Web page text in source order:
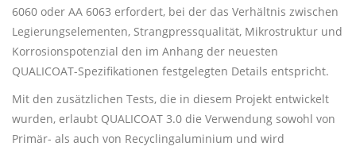
6060 oder AA 6063 erfordert, bei der das Verhältnis zwischen
Legierungselementen, Strangpressqualität, Mikrostruktur und
Korrosionspotenzial den im Anhang der neuesten
QUALICOAT-Spezifikationen festgelegten Details entspricht.
Mit den zusätzlichen Tests, die in diesem Projekt entwickelt
wurden, erlaubt QUALICOAT 3.0 die Verwendung sowohl von
Primär- als auch von Recyclingaluminium und wird